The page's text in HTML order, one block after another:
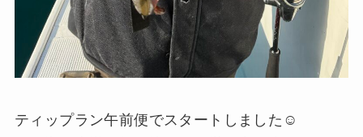
ティップラン午前便でスタートしました☺️